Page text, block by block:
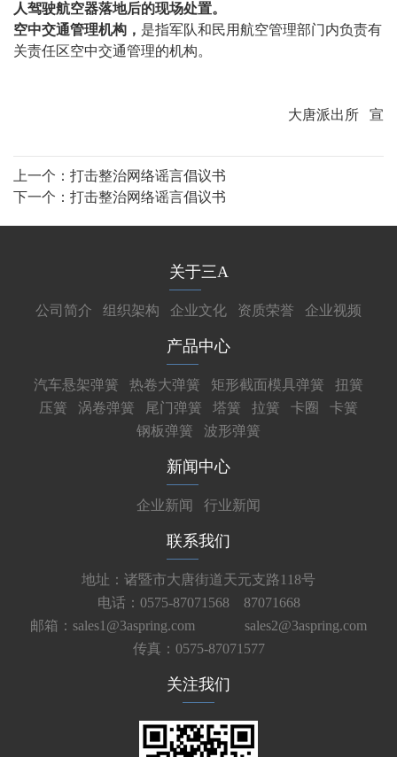
人驾驶航空器落地后的现场处置。
空中交通管理机构， 是指军队和民用航空管理部门内负责有
关责任区空中交通管理的机构。
大唐派出所 宣
上一个： 打击整治网络谣言倡议书
下一个： 打击整治网络谣言倡议书
关于三A
公司简介 组织架构 企业文化 资质荣誉 企业视频
产品中心
汽车悬架弹簧 热卷大弹簧 矩形截面模具弹簧
扭簧
压簧
涡卷弹簧 尾门弹簧 塔簧 拉簧 卡圈
卡簧
钢板弹簧
波形弹簧
新闻中心
企业新闻 行业新闻
联系我们
地址：诸暨市大唐街道天元支路118号
电话：0575-87071568 87071668
邮箱：sales1@3aspring.com
sales2@3aspring.com
传真：0575-87071577
关注我们